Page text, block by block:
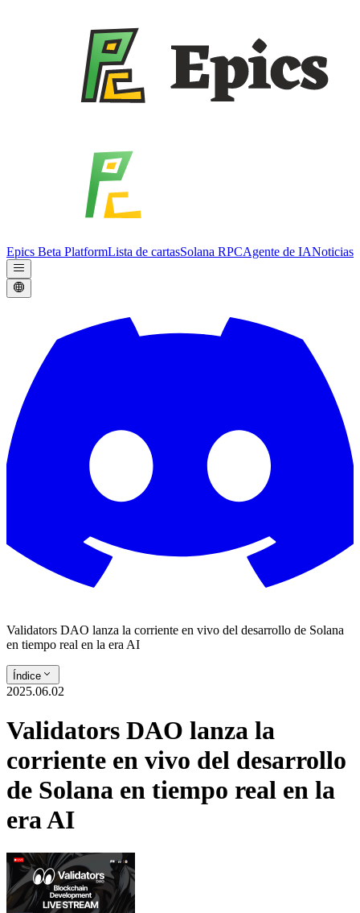
Epics Beta PlatformLista de cartasSolana RPCAgente de IANoticias
Validators DAO lanza la corriente en vivo del desarrollo de Solana
en tiempo real en la era AI
Índice
2025.06.02
Validators DAO lanza la
corriente en vivo del desarrollo
de Solana en tiempo real en la
era AI